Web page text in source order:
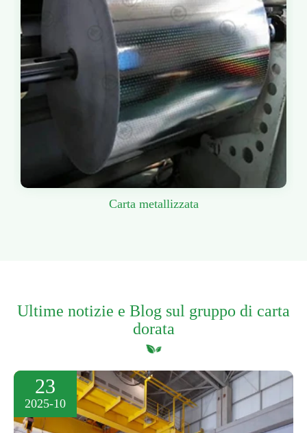
Carta metallizzata
Ultime notizie e Blog sul gruppo di carta
dorata
23
2025-10